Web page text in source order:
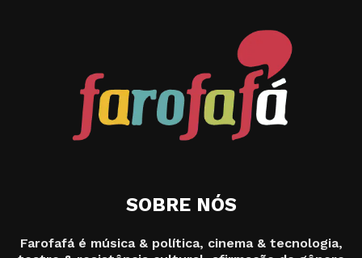
SOBRE NÓS
Farofafá é música & política, cinema & tecnologia,